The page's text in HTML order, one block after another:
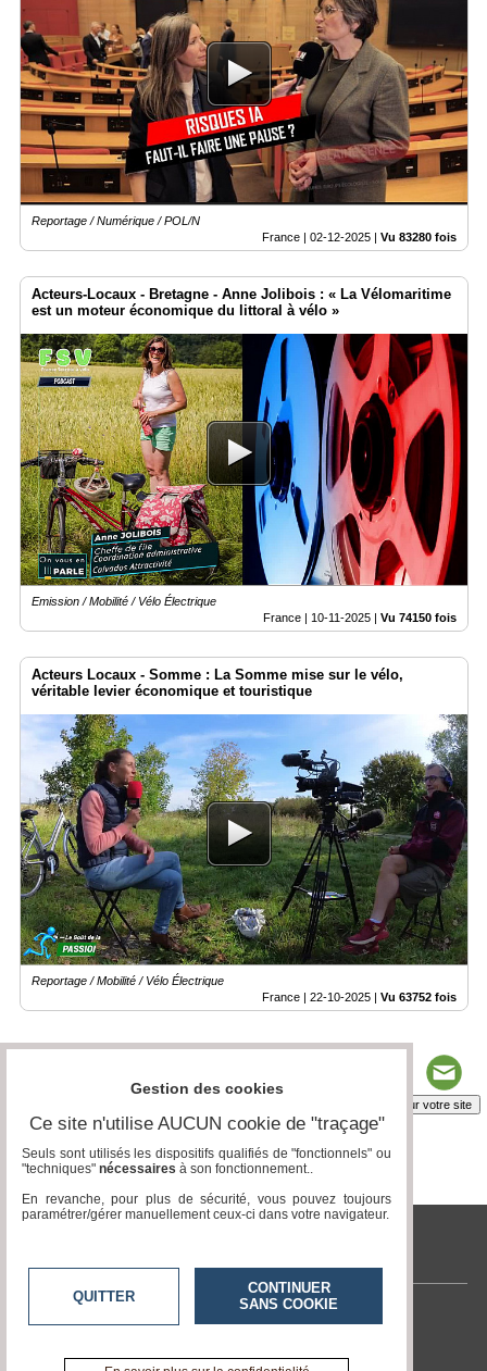
Reportage / Numérique / POL/N
France | 02-12-2025 Vu 83280 fois
Acteurs-Locaux - Bretagne - Anne Jolibois : « La Vélomaritime
est un moteur économique du littoral à vélo »
Emission / Mobilité / Vélo Électrique
France | 10-11-2025 | Vu 74150 fois
Acteurs Locaux - Somme : La Somme mise sur le vélo,
véritable levier économique et touristique
Reportage / Mobilité / Vélo Électrique
France | 22-10-2025 | Vu 63752 fois
Insérez sur votre site
tvlocale.fr
Contactez-nous
Gestion des cookies
Ce site n'utilise AUCUN cookie de "traçage"
Seuls sont utilisés les dispositifs qualifiés de "fonctionnels" ou
"techniques" nécessaires à son fonctionnement..
En revanche, pour plus de sécurité, vous pouvez toujours
paramétrer/gérer manuellement ceux-ci dans votre navigateur.
QUITTER
CONTINUER
SANS COOKIE